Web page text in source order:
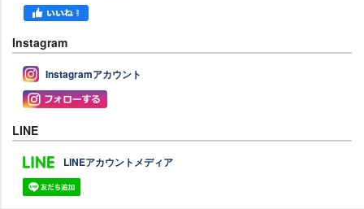
Instagram
Instagramアカウント
LINE
LINEアカウントメディア